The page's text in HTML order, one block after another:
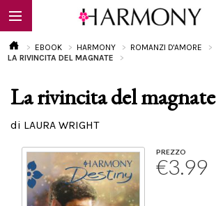
EBOOK
Calendario
EBOOK HARMONY ROMANZI D'AMORE
LA RIVINCITA DEL MAGNATE
La rivincita del magnate
di LAURA WRIGHT
PREZZO
€3.99